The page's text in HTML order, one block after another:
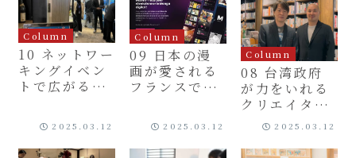
Column
10 ネットワー
キングイベン
トで広がる可
2025.03.12
Column
09 日本の漫
画が愛される
フランスで生
プラットフォ
ームの可能性
2025.03.12
Column
08 台湾政府
が力をいれる
クリエイター
支援と台湾オ
リジナル漫画
2025.03.12